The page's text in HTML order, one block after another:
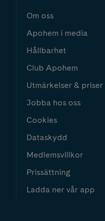
Om oss
Apohem i media
Hållbarhet
Club Apohem
Utmärkelser & priser
Jobba hos oss
Cookies
Dataskydd
Medlemsvillkor
Prissättning
Ladda ner vår app